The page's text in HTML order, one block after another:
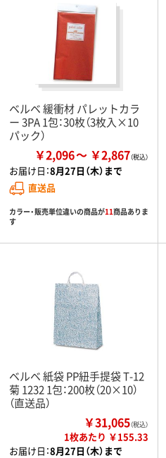
ベルベ 緩衝材 パレットカラ
ー 3PA 1包：30枚（3枚入×10
パック）
￥2,096 ￥2,867
お届け日：8月27日（木）まで
直送品
カラー・販売単位違いの商品が11商品ありま
す
ベルベ 紙袋 PP紐手提袋 T-12
菊 1232 1包：200枚（20×10）
（直送品）
￥31,065（税込）
1枚あたり ￥155.33
お届け日：8月27日（木）まで